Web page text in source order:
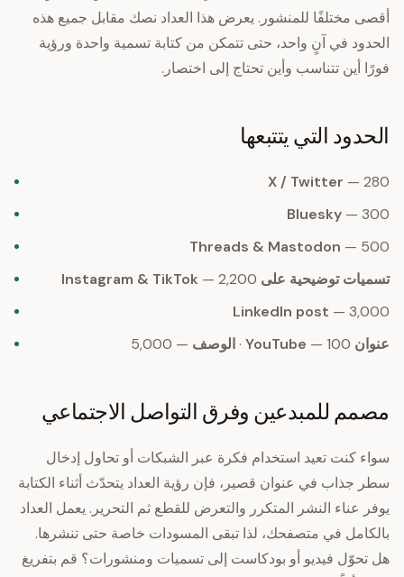
أقصى مختلفًا للمنشور. يعرض هذا العداد نصك مقابل جميع هذه
الحدود في آنٍ واحد، حتى تتمكن من كتابة تسمية واحدة ورؤية
فورًا أين تتناسب وأين تحتاج إلى اختصار.
الحدود التي يتتبعها
X / Twitter — 280
Bluesky — 300
Threads & Mastodon — 500
تسميات توضيحية على Instagram & TikTok — 2,200
LinkedIn post — 3,000
عنوان YouTube — 100 · الوصف — 5,000
مصمم للمبدعين وفرق التواصل الاجتماعي
سواء كنت تعيد استخدام فكرة عبر الشبكات أو تحاول إدخال
سطر جذاب في عنوان قصير، فإن رؤية العداد يتحدّث أثناء الكتابة
يوفر عناء النشر المتكرر والتعرض للقطع ثم التحرير. يعمل العداد
بالكامل في متصفحك، لذا تبقى المسودات خاصة حتى تنشرها.
هل تحوّل فيديو أو بودكاست إلى تسميات ومنشورات؟ قم بتفريغ